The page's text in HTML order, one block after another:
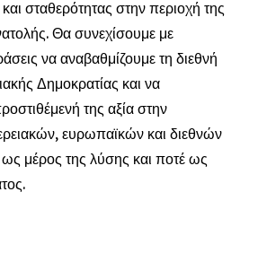
σταθερότητας στην περιοχή της
Θα συνεχίσουμε με
να αναβαθμίζουμε τη διεθνή
Δημοκρατίας και να
της αξία στην
ευρωπαϊκών και διεθνών
μέρος της λύσης και ποτέ ως